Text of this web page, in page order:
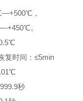
+500℃，
+450℃。
5℃
复时间：≤5min
℃
999.9秒